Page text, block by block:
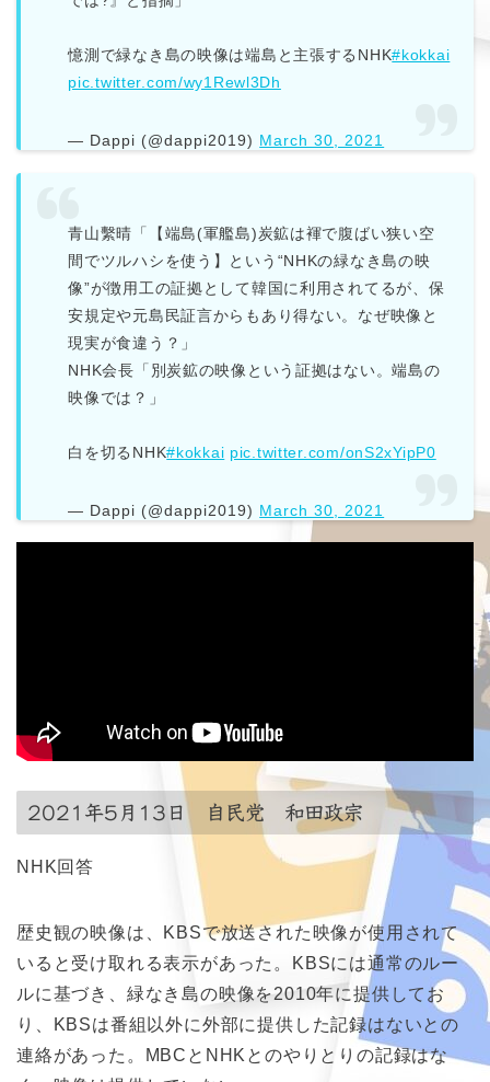
憶測で緑なき島の映像は端島と主張するNHK#kokkai
pic.twitter.com/wy1Rewl3Dh
— Dappi (@dappi2019) March 30, 2021
青山繫晴「【端島(軍艦島)炭鉱は褌で腹ばい狭い空
間でツルハシを使う】という“NHKの緑なき島の映
像”が徴用工の証拠として韓国に利用されてるが、保
安規定や元島民証言からもあり得ない。なぜ映像と
現実が食違う？」
NHK会長「別炭鉱の映像という証拠はない。端島の
映像では？」
白を切るNHK#kokkai pic.twitter.com/onS2xYipP0
— Dappi (@dappi2019) March 30, 2021
2021年5月13日 自民党 和田政宗
NHK回答
歴史観の映像は、KBSで放送された映像が使用されて
いると受け取れる表示があった。KBSには通常のルー
ルに基づき、緑なき島の映像を2010年に提供してお
り、KBSは番組以外に外部に提供した記録はないとの
連絡があった。MBCとNHKとのやりとりの記録はな